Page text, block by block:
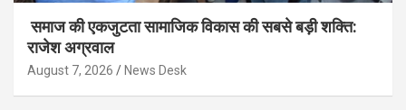
समाज की एकजुटता सामाजिक विकास की सबसे बड़ी शक्ति:
राजेश अग्रवाल
August 7, 2026 News Desk